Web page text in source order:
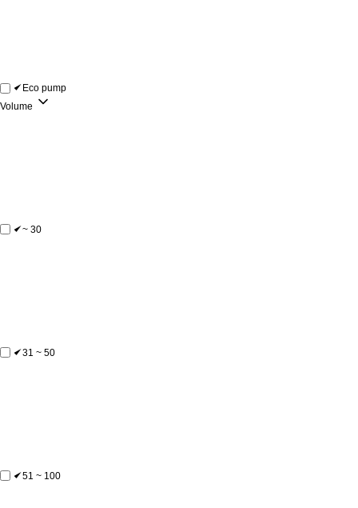
Eco pump
Volume
~ 30
31 ~ 50
51 ~ 100